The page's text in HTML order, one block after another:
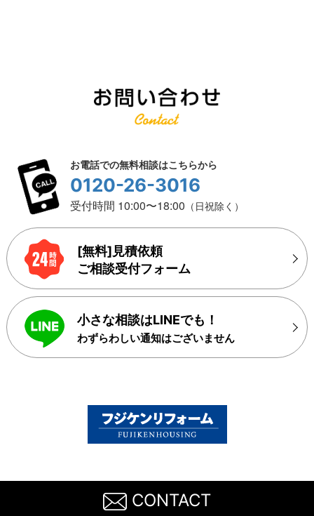
お電話での無料相談はこちらから
0120-26-3016
受付時間 10:00〜18:00 （日祝除く）
[無料]見積依頼
ご相談受付フォーム
小さな相談はLINEでも！
わずらわしい通知はございません
CONTACT